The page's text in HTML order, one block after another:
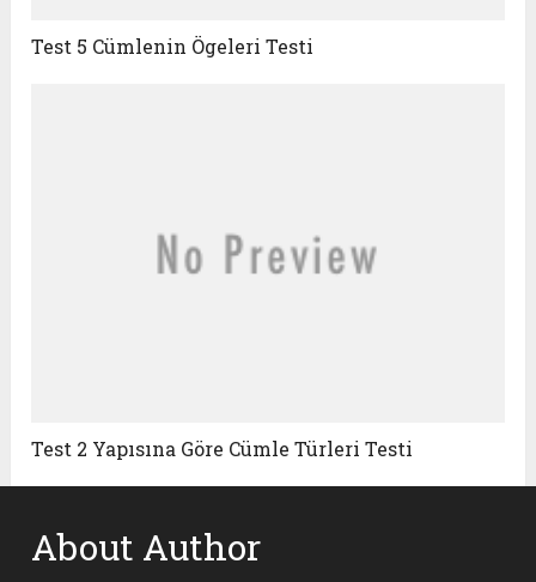
Test 5 Cümlenin Ögeleri Testi
Test 2 Yapısına Göre Cümle Türleri Testi
About Author